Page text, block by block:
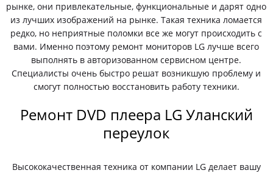
рынке, они привлекательные, функциональные и дарят одно
из лучших изображений на рынке. Такая техника ломается
редко, но неприятные поломки все же могут происходить с
вами. Именно поэтому ремонт мониторов LG лучше всего
выполнять в авторизованном сервисном центре.
Специалисты очень быстро решат возникшую проблему и
смогут полностью восстановить работу техники.
Ремонт DVD плеера LG Уланский
переулок
Высококачественная техника от компании LG делает вашу